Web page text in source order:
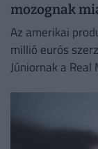
mozognak
Az amerikai
millió eurós
Júniornak a Real